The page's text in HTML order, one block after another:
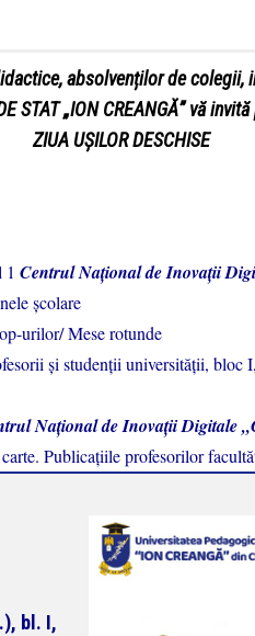
absolvenților de
STAT „ION CREANGĂ” vă
ZIUA UȘILOR DESCHISE
Centrul Național de Inovații
școlare
urilor/ Mese rotunde
și studenţii universităţii, bloc I,
Național de Inovații Digitale
Publicaţiile profesorilor
bl. I,